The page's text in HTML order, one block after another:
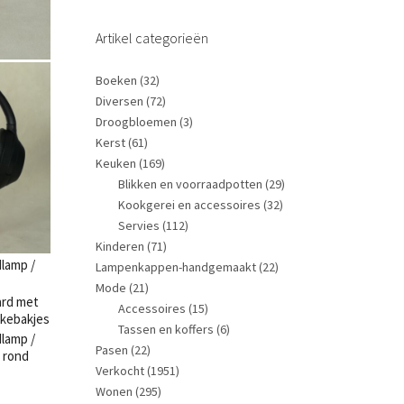
Artikel categorieën
Boeken (32)
Diversen (72)
Droogbloemen (3)
Kerst(61)
Keuken (169)
Blikken en voorraadpotten (29)
Kookgerei en accessoires (32)
Servies (112)
Kinderen (71)
Lampenkappen-handgemaakt(22)
Mode (21)
Accessoires (15)
Tassen en koffers (6)
Pasen (22)
Verkocht(1951)
Wonen (295)